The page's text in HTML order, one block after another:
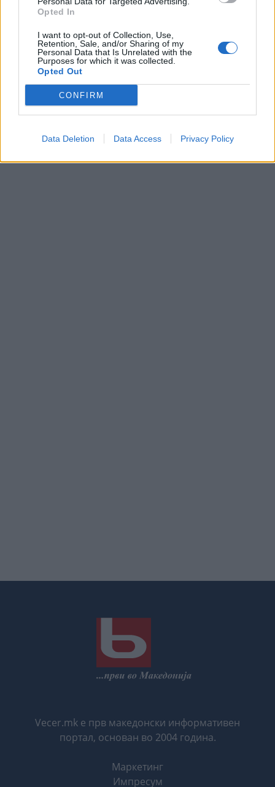
Opted In
I want to opt-out of Collection, Use,
Retention, Sale, and/or Sharing of my
Personal Data that Is Unrelated with the
Purposes for which it was collected.
Opted Out
CONFIRM
Data Deletion Data Access Privacy Policy
(Видео) СНИМКА СО ПАРИ КОИ
тврди дека се на Еди Рама
(Видео) ШТО ДА ПРАВИ
БУГАРКА НА ПЛАЖА ВО
домашно месо
Дубаи остана без туристи- им
даваат награди на оние кои
пријателите
Vecer.mk е прв македонски информативен
портал, основан во 2004 година.
Маркетинг
Импресум